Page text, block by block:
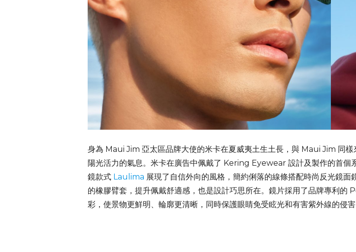
身為 Maui Jim 亞太區品牌大使的米卡在夏威夷土生土長，與 Maui Jim 同
陽光活力的氣息。米卡在廣告中佩戴了 Kering Eyewear 設計及製作的首
鏡款式 Laulima 展現了自信外向的風格，簡約俐落的線條搭配時尚反光鏡
的橡膠臂套，提升佩戴舒適感，也是設計巧思所在。鏡片採用了品牌專利
彩，使景物更鮮明、輪廓更清晰，同時保護眼睛免受眩光和有害紫外線的侵害